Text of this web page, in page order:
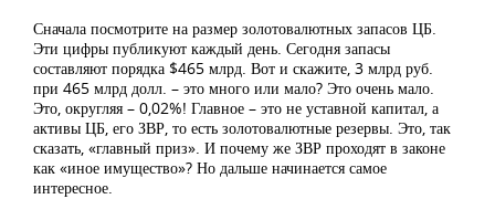
Сначала посмотрите на размер золотовалютных запасов ЦБ.
Эти цифры публикуют каждый день. Сегодня запасы
составляют порядка $465 млрд. Вот и скажите, 3 млрд руб.
при 465 млрд долл. – это много или мало? Это очень мало.
Это, округляя – 0,02%! Главное – это не уставной капитал, а
активы ЦБ, его ЗВР, то есть золотовалютные резервы. Это, так
сказать, «главный приз». И почему же ЗВР проходят в законе
как «иное имущество»? Но дальше начинается самое
интересное.